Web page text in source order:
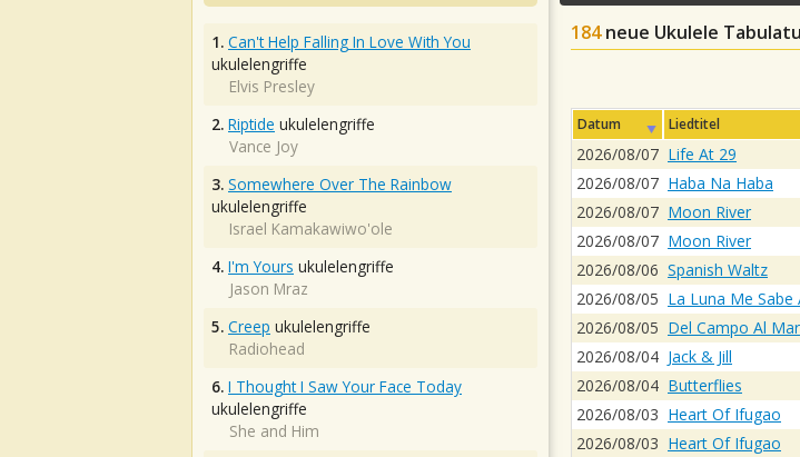
184neue Ukulele
Datum Liedtitel
2026/08/07 Life At 29
2026/08/07 Haba Na Haba
2026/08/07 Moon River
2026/08/07 Moon River
2026/08/06 Spanish Waltz
2026/08/05 La Luna Me
2026/08/05 Del Campo Al Mar
2026/08/04 Jack & Jill
2026/08/04 Butterflies
2026/08/03 Heart Of Ifugao
2026/08/03 Heart Of Ifugao
1. Can't Help Falling In Love With You
ukulelengriffe
Elvis Presley
2. Riptide ukulelengriffe
Vance Joy
3. Somewhere Over The Rainbow
ukulelengriffe
Israel Kamakawiwo'ole
4. I'm Yours ukulelengriffe
Jason Mraz
5. Creep ukulelengriffe
Radiohead
6. I Thought I Saw Your Face Today
ukulelengriffe
She and Him